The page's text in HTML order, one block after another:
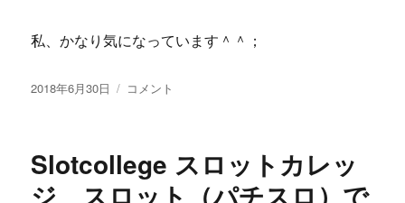
私、かなり気になっています＾＾；
投
2018年6月30日
脚
イ
コメント
Slotcollege スロットカレッ
ジ スロット（パチスロ）で